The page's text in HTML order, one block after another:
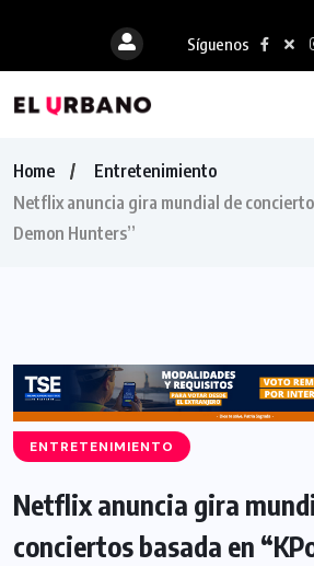
Síguenos
Home
Entretenimiento
Netflix anuncia gira mundial de
Demon Hunters”
ENTRETENIMIENTO
Netflix anuncia gira
conciertos basada en